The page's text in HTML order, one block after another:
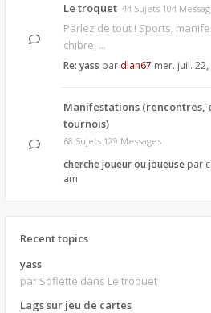
Le troquet 44 Sujets 104
Parlez de tout ! Sports,
chibre, ...
Re: yass par dlan67 mer. juil.
Manifestations (rencontres,
tournois)
68 Sujets 129 Messages
cherche joueur ou joueuse par
am
Recent topics
yass
par Soflette dans Le troquet
Lags sur jeu de cartes